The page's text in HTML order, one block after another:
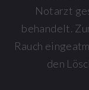
Notarzt
behandelt.
Rauch
den